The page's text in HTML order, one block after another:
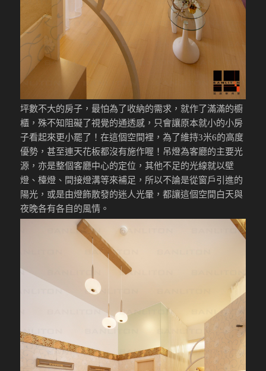
坪數不大的房子，最怕為了收納的需求，就作了滿滿的櫥
櫃，殊不知阻礙了視覺的通透感，只會讓原本就小的小房
子看起來更小罷了！在這個空間裡，為了維持3米6的高度
優勢，甚至連天花板都沒有施作喔！吊燈為客廳的主要光
源，亦是整個客廳中心的定位，其他不足的光線就以壁
燈、檯燈、間接燈溝等來補足，所以不論是從窗戶引進的
陽光，或是由燈飾散發的迷人光暈，都讓這個空間白天與
夜晚各有各自的風情。